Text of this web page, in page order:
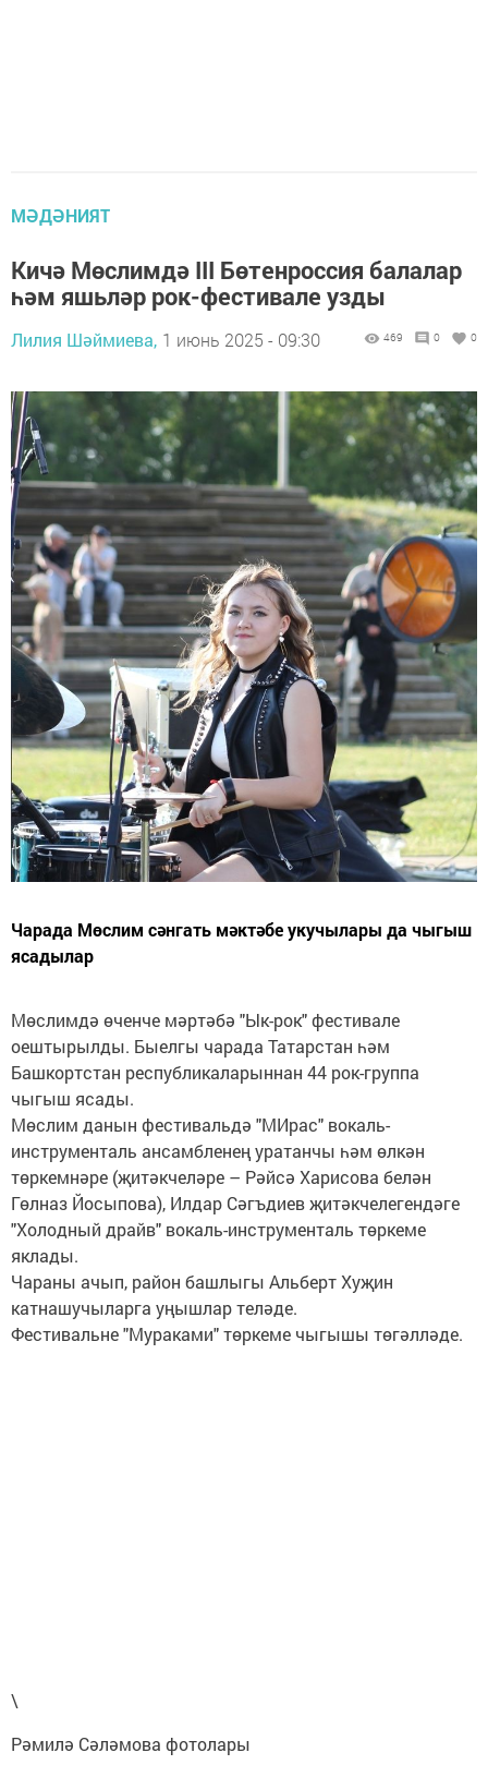
МӘДӘНИЯТ
Кичә Мөслимдә III Бөтенроссия балалар
һәм яшьләр рок-фестивале узды
Лилия Шәймиева, 1 июнь 2025 - 09:30 469 0 0
Чарада Мөслим сәнгать мәктәбе укучылары да чыгыш
ясадылар
Мөслимдә өченче мәртәбә "Ык-рок" фестивале
оештырылды. Быелгы чарада Татарстан һәм
Башкортстан республикаларыннан 44 рок-группа
чыгыш ясады.
Мөслим данын фестивальдә "МИрас" вокаль-
инструменталь ансамбленең уратанчы һәм өлкән
төркемнәре (җитәкчеләре – Рәйсә Харисова белән
Гөлназ Йосыпова), Илдар Сәгъдиев җитәкчелегендәге
"Холодный драйв" вокаль-инструменталь төркеме
яклады.
Чараны ачып, район башлыгы Альберт Хуҗин
катнашучыларга уңышлар теләде.
Фестивальне "Мураками" төркеме чыгышы төгәлләде.
\
Рәмилә Сәләмова фотолары